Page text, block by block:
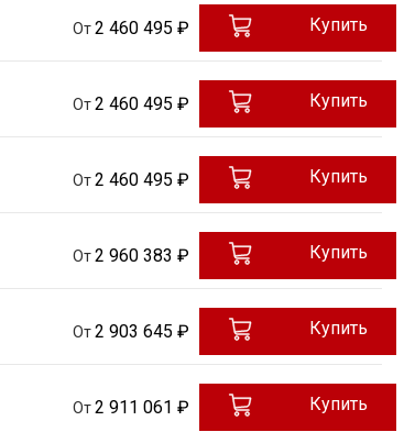
От2 460 495 ₽ Купить
От2 460 495 ₽ Купить
От2 460 495 ₽ Купить
От2 960 383 ₽ Купить
От2 903 645 ₽ Купить
От2 911 061 ₽ Купить